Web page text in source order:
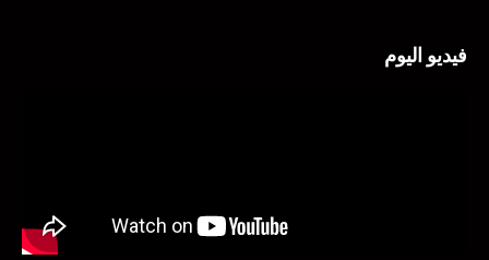
فيديو اليوم